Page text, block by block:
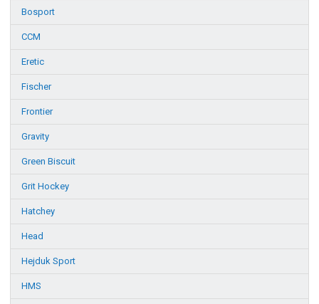
Bosport
CCM
Eretic
Fischer
Frontier
Gravity
Green Biscuit
Grit Hockey
Hatchey
Head
Hejduk Sport
HMS